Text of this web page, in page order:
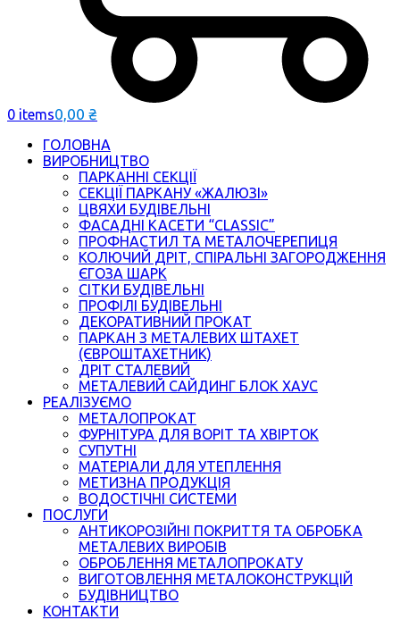
0 items0,00 ₴
ГОЛОВНА
ВИРОБНИЦТВО
ПАРКАННІ СЕКЦІЇ
СЕКЦІЇ ПАРКАНУ «ЖАЛЮЗІ»
ЦВЯХИ БУДІВЕЛЬНІ
ФАСАДНІ КАСЕТИ “CLASSIC”
ПРОФНАСТИЛ ТА МЕТАЛОЧЕРЕПИЦЯ
КОЛЮЧИЙ ДРІТ, СПІРАЛЬНІ ЗАГОРОДЖЕННЯ
ЄГОЗА ШАРК
СІТКИ БУДІВЕЛЬНІ
ПРОФІЛІ БУДІВЕЛЬНІ
ДЕКОРАТИВНИЙ ПРОКАТ
ПАРКАН З МЕТАЛЕВИХ ШТАХЕТ
(ЄВРОШТАХЕТНИК)
ДРІТ СТАЛЕВИЙ
МЕТАЛЕВИЙ САЙДИНГ БЛОК ХАУС
РЕАЛІЗУЄМО
МЕТАЛОПРОКАТ
ФУРНІТУРА ДЛЯ ВОРІТ ТА ХВІРТОК
СУПУТНІ
МАТЕРІАЛИ ДЛЯ УТЕПЛЕННЯ
МЕТИЗНА ПРОДУКЦІЯ
ВОДОСТІЧНІ СИСТЕМИ
ПОСЛУГИ
АНТИКОРОЗІЙНІ ПОКРИТТЯ ТА ОБРОБКА
МЕТАЛЕВИХ ВИРОБІВ
ОБРОБЛЕННЯ МЕТАЛОПРОКАТУ
ВИГОТОВЛЕННЯ МЕТАЛОКОНСТРУКЦІЙ
БУДІВНИЦТВО
КОНТАКТИ